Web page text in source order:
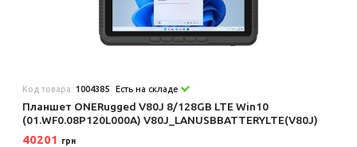
Код товара: 1004385 Есть на складе
Планшет ONERugged V80J 8/128GB LTE Win10
(01.WF0.08P120L000A) V80J_LANUSBBATTERYLTE(V80J)
40201 грн